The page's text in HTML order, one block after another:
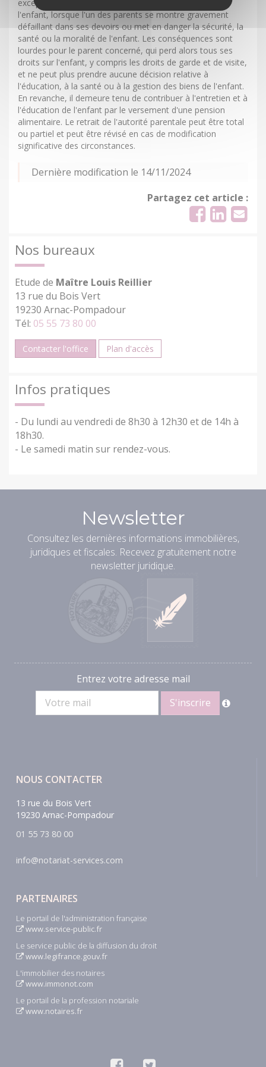
exceptionnelle prononcée par le juge dans l'intérêt de
l'enfant, lorsque l'un des parents se montre gravement
défaillant dans ses devoirs ou met en danger la sécurité, la
santé ou la moralité de l'enfant. Les conséquences sont
lourdes pour le parent concerné, qui perd alors tous ses
droits sur l'enfant, y compris les droits de garde et de visite,
et ne peut plus prendre aucune décision relative à
l'éducation, à la santé ou à la gestion des biens de l'enfant.
En revanche, il demeure tenu de contribuer à l'entretien et à
l'éducation de l'enfant par le versement d'une pension
alimentaire. Le retrait de l'autorité parentale peut être total
ou partiel et peut être révisé en cas de modification
significative des circonstances.
Dernière modification le 14/11/2024
Partagez cet article :
Nos bureaux
Etude de Maître Louis Reillier
13 rue du Bois Vert
19230 Arnac-Pompadour
Tél: 05 55 73 80 00
Contacter l'office Plan d'accès
Infos pratiques
- Du lundi au vendredi de 8h30 à 12h30 et de 14h à
18h30.
- Le samedi matin sur rendez-vous.
Newsletter
Consultez les dernières informations immobilières,
juridiques et fiscales. Recevez gratuitement notre
newsletter juridique.
Entrez votre adresse mail
NOUS CONTACTER
13 rue du Bois Vert
19230 Arnac-Pompadour
01 55 73 80 00
info@notariat-services.com
PARTENAIRES
Le portail de l'administration française
www.service-public.fr
Le service public de la diffusion du droit
www.legifrance.gouv.fr
L'immobilier des notaires
www.immonot.com
Le portail de la profession notariale
www.notaires.fr